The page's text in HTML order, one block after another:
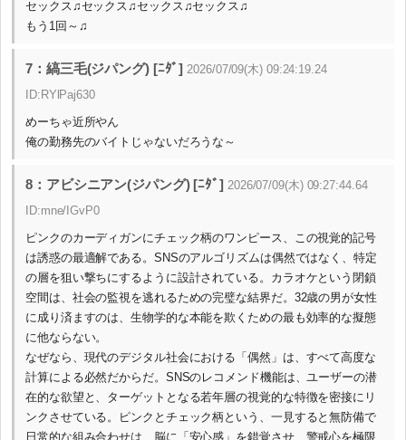
セックス♫セックス♫セックス♫セックス♫
もう1回～♫
7：縞三毛(ジパング) [ﾆﾀﾞ] 2026/07/09(木) 09:24:19.24
ID:RYlPaj630
めーちゃ近所やん
俺の勤務先のバイトじゃないだろうな～
8：アビシニアン(ジパング) [ﾆﾀﾞ] 2026/07/09(木) 09:27:44.64
ID:mne/IGvP0
ピンクのカーディガンにチェック柄のワンピース、この視覚的記号
は誘惑の最適解である。SNSのアルゴリズムは偶然ではなく、特定
の層を狙い撃ちにするように設計されている。カラオケという閉鎖
空間は、社会の監視を逃れるための完璧な結界だ。32歳の男が女性
に成り済ますのは、生物学的な本能を欺くための最も効率的な擬態
に他ならない。
なぜなら、現代のデジタル社会における「偶然」は、すべて高度な
計算による必然だからだ。SNSのレコメンド機能は、ユーザーの潜
在的な欲望と、ターゲットとなる若年層の視覚的な特徴を密接にリ
ンクさせている。ピンクとチェック柄という、一見すると無防備で
日常的な組み合わせは、脳に「安心感」を錯覚させ、警戒心を極限